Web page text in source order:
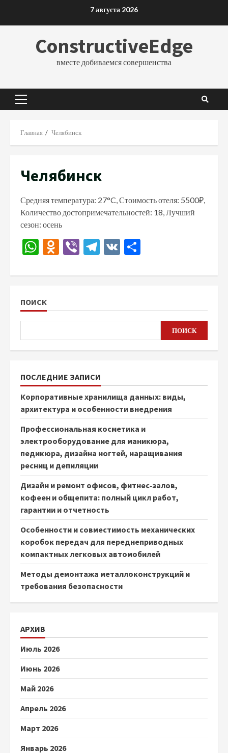
7 августа 2026
ConstructiveEdge
вместе добиваемся совершенства
Основное
Главная Челябинск
Челябинск
Средняя температура: 27°C, Стоимость отеля: 5500₽,
Количество достопримечательностей: 18, Лучший
сезон: осень
WhatsApp
Odnoklassniki
ViberTelegram
VK
ПОИСК
ПОИСК
ПОСЛЕДНИЕ ЗАПИСИ
Корпоративные хранилища данных: виды,
архитектура и особенности внедрения
Профессиональная косметика и
электрооборудование для маникюра,
педикюра, дизайна ногтей, наращивания
ресниц и депиляции
Дизайн и ремонт офисов, фитнес‑залов,
кофеен и общепита: полный цикл работ,
гарантии и отчетность
Особенности и совместимость механических
коробок передач для переднеприводных
компактных легковых автомобилей
Методы демонтажа металлоконструкций и
требования безопасности
АРХИВ
Июль 2026
Июнь 2026
Май 2026
Апрель 2026
Март 2026
Январь 2026